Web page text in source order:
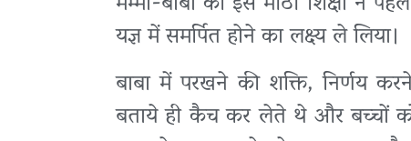
यज्ञ में समर्पित होने का लक्ष्य ले लिया।
बाबा में परखने की शक्ति, निर्णय
बताये ही कैच कर लेते थे और बच्चों